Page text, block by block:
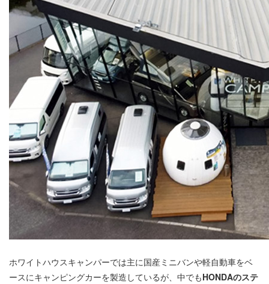
ホワイトハウスキャンパーでは主に国産ミニバンや軽自動車をベ
ースにキャンピングカーを製造しているが、中でもHONDAのステ